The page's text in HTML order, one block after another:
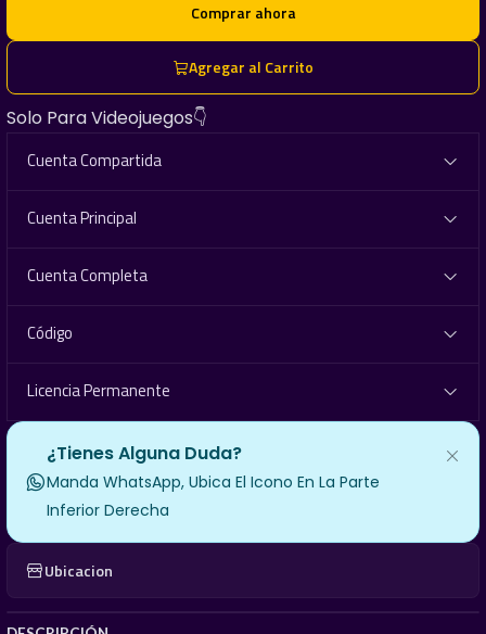
Agregar al Carrito
Comprar ahora
Solo Para Videojuegos👇
Cuenta Compartida
Cuenta Principal
Cuenta Completa
Código
Licencia Permanente
¿Tienes Alguna Duda?
Manda WhatsApp, Ubica El Icono En La Parte
Inferior Derecha
Ubicacion